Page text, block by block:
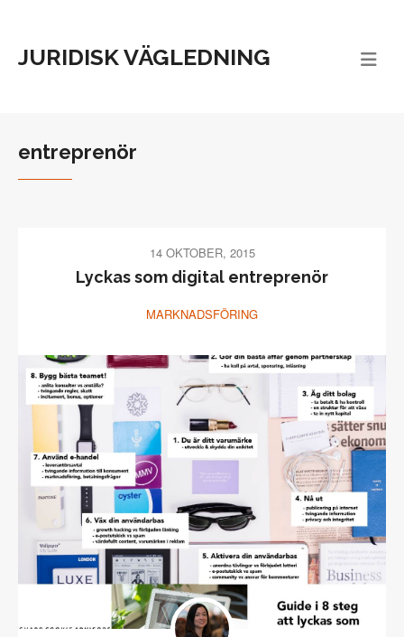
JURIDISK VÄGLEDNING
entreprenör
14 OKTOBER, 2015
Lyckas som digital entreprenör
MARKNADSFÖRING